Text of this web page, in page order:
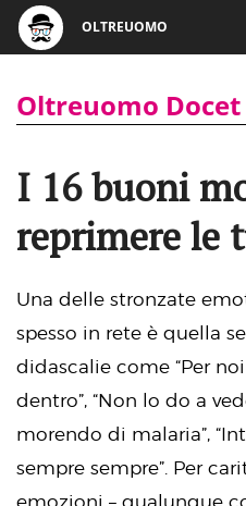
OLTREUOMO
Oltreuomo Docet
I 16 buoni
reprimere le
Una delle stronzate
spesso in rete è quella
didascalie come “Per
dentro”, “Non lo do a
morendo di malaria”,
sempre sempre”. Per
emozioni – qualunque